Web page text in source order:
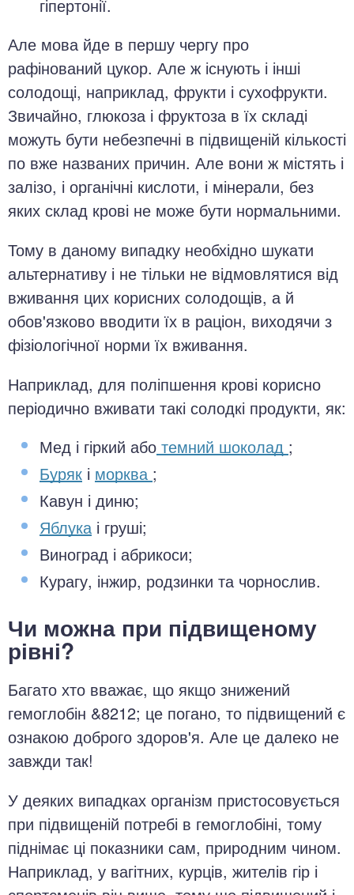
гіпертонії.
Але мова йде в першу чергу про
рафінований цукор. Але ж існують і інші
солодощі, наприклад, фрукти і сухофрукти.
Звичайно, глюкоза і фруктоза в їх складі
можуть бути небезпечні в підвищеній кількості
по вже названих причин. Але вони ж містять і
залізо, і органічні кислоти, і мінерали, без
яких склад крові не може бути нормальними.
Тому в даному випадку необхідно шукати
альтернативу і не тільки не відмовлятися від
вживання цих корисних солодощів, а й
обов'язково вводити їх в раціон, виходячи з
фізіологічної норми їх вживання.
Наприклад, для поліпшення крові корисно
періодично вживати такі солодкі продукти, як:
Мед і гіркий або темний шоколад ;
Буряк і морква ;
Кавун і диню;
Яблука і груші;
Виноград і абрикоси;
Курагу, інжир, родзинки та чорнослив.
Чи можна при підвищеному
рівні?
Багато хто вважає, що якщо знижений
гемоглобін &8212; це погано, то підвищений є
ознакою доброго здоров'я. Але це далеко не
завжди так!
У деяких випадках організм пристосовується
при підвищеній потребі в гемоглобіні, тому
піднімає ці показники сам, природним чином.
Наприклад, у вагітних, курців, жителів гір і